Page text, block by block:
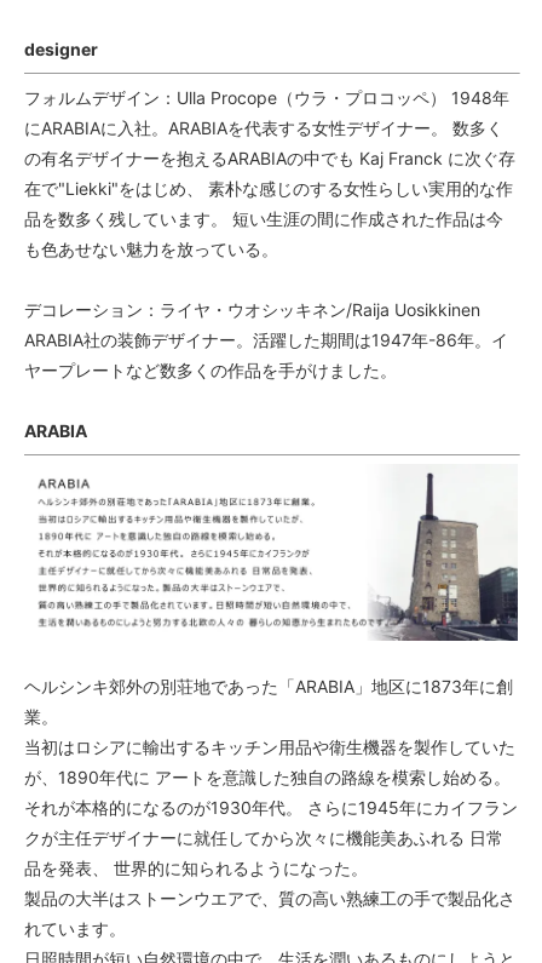
designer
フォルムデザイン：Ulla Procope（ウラ・プロコッペ） 1948年
にARABIAに入社。ARABIAを代表する女性デザイナー。 数多く
の有名デザイナーを抱えるARABIAの中でも Kaj Franck に次ぐ存
在で"Liekki"をはじめ、 素朴な感じのする女性らしい実用的な作
品を数多く残しています。 短い生涯の間に作成された作品は今
も色あせない魅力を放っている。
デコレーション：ライヤ・ウオシッキネン/Raija Uosikkinen
ARABIA社の装飾デザイナー。活躍した期間は1947年-86年。イ
ヤープレートなど数多くの作品を手がけました。
ARABIA
ヘルシンキ郊外の別荘地であった「ARABIA」地区に1873年に創
業。
当初はロシアに輸出するキッチン用品や衛生機器を製作していた
が、1890年代に アートを意識した独自の路線を模索し始める。
それが本格的になるのが1930年代。 さらに1945年にカイフラン
クが主任デザイナーに就任してから次々に機能美あふれる 日常
品を発表、 世界的に知られるようになった。
製品の大半はストーンウエアで、質の高い熟練工の手で製品化さ
れています。
日照時間が短い自然環境の中で、生活を潤いあるものにしようと